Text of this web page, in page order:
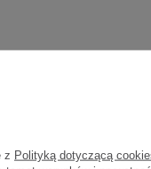
z Polityką dotyczącą